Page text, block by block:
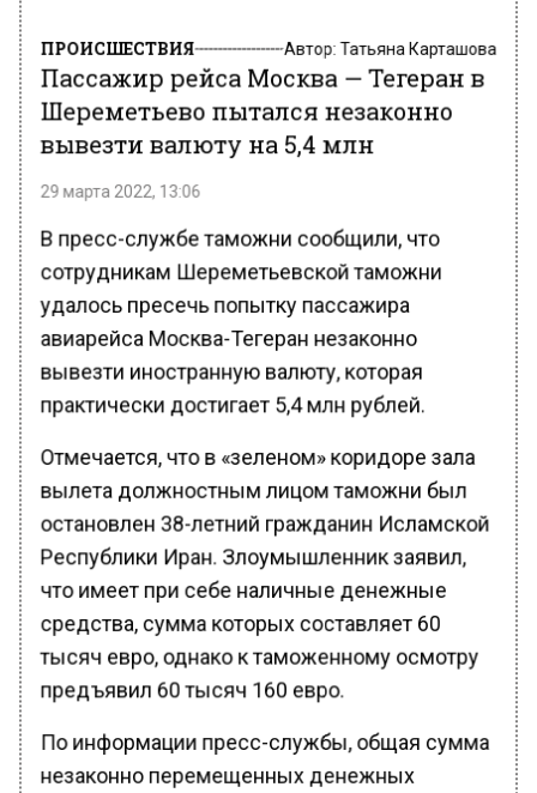
ПРОИСШЕСТВИЯ Автор:Татьяна Карташова
Пассажир рейса Москва — Тегеран в
Шереметьево пытался незаконно
вывезти валюту на 5,4 млн
29 марта 2022, 13:06
В пресс-службе таможни сообщили, что
сотрудникам Шереметьевской таможни
удалось пресечь попытку пассажира
авиарейса Москва-Тегеран незаконно
вывезти иностранную валюту, которая
практически достигает 5,4 млн рублей.
Отмечается, что в «зеленом» коридоре зала
вылета должностным лицом таможни был
остановлен 38-летний гражданин Исламской
Республики Иран. Злоумышленник заявил,
что имеет при себе наличные денежные
средства, сумма которых составляет 60
тысяч евро, однако к таможенному осмотру
предъявил 60 тысяч 160 евро.
По информации пресс-службы, общая сумма
незаконно перемещенных денежных